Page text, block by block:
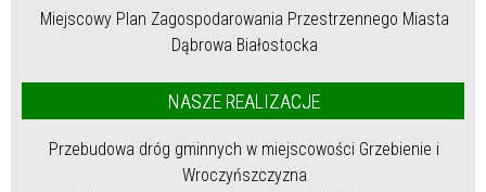
Miejscowy Plan Zagospodarowania Przestrzennego Miasta
Dąbrowa Białostocka
NASZE REALIZACJE
Przebudowa dróg gminnych w miejscowości Grzebienie i
Wroczyńszczyzna